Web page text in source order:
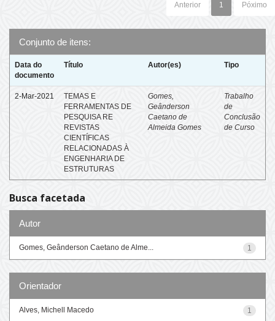
Anterior 1 Póximo
Conjunto de itens:
Data do
documento
Título Autor(es) Tipo
2-Mar-2021
TEMAS E
FERRAMENTAS DE
PESQUISA RE
REVISTAS
CIENTÍFICAS
RELACIONADAS À
ENGENHARIA DE
ESTRUTURAS
Gomes,
Geânderson
Caetano de
Almeida Gomes
Trabalho
de
Conclusão
de Curso
Busca facetada
Autor
1
Gomes, Geânderson Caetano de Alme...
Orientador
1
Alves, Michell Macedo